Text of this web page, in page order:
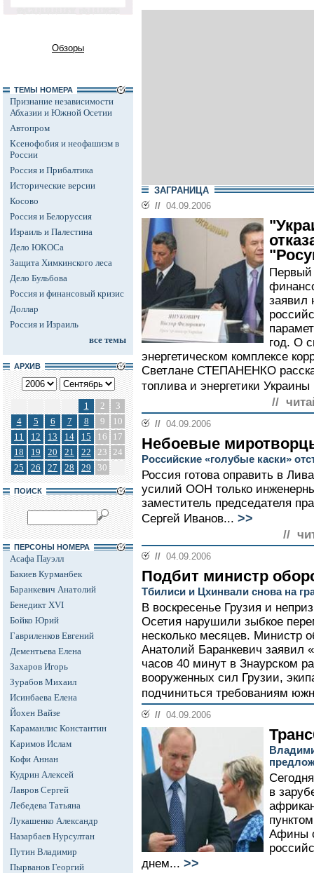
Обзоры
ТЕМЫ НОМЕРА
Признание независимости
Абхазии и Южной Осетии
Автопром
Ксенофобия и неофашизм в
России
Россия и Прибалтика
Исторические версии
Косово
Россия и Белоруссия
Израиль и Палестина
Дело ЮКОСа
Защита Химкинского леса
Дело Бульбова
Россия и финансовый кризис
Доллар
Россия и Израиль
все темы
АРХИВ
1 2
3
4
5 6 7 8 9
10
11
12 13 14 15 16
17
18
19 20 21 22 23 24
25
26 27 28 29 30
ПОИСК
ПЕРСОНЫ НОМЕРА
Асафа Пауэлл
Бакиев Курманбек
Баранкевич Анатолий
Бенедикт XVI
Бойко Юрий
Гавриленков Евгений
Дементьева Елена
Захаров Игорь
Зурабов Михаил
Исинбаева Елена
Йохен Вайзе
Караманлис Константин
Каримов Ислам
Кофи Аннан
Кудрин Алексей
Лавров Сергей
Лебедева Татьяна
Лукашенко Александр
Назарбаев Нурсултан
Путин Владимир
Пырванов Георгий
ЗАГРАНИЦА
// 04.09.2006
Первый
заявил
год. О
энергетическом комплексе
Светлане СТЕПАНЕНКО
топлива и энергетики
//
// 04.09.2006
Небоевые
Российские «голубые каски»
Россия готова оправить в
усилий ООН только
заместитель председателя
Сергей Иванов... >>
//
// 04.09.2006
Подбит министр
Тбилиси и Цхинвали снова на
В воскресенье Грузия и
Осетия нарушили зыбкое
несколько месяцев. Министр
Анатолий Баранкевич заявил
часов 40 минут в Знаурском
вооруженных сил Грузии,
подчиниться требованиям
// 04.09.2006
в
Афины
днем... >>